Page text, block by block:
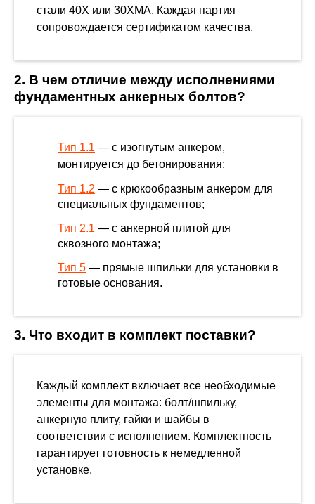
стали 40Х или 30ХМА. Каждая партия
сопровождается сертификатом качества.
2. В чем отличие между исполнениями
фундаментных анкерных болтов?
Тип 1.1 — с изогнутым анкером,
монтируется до бетонирования;
Тип 1.2 — с крюкообразным анкером для
специальных фундаментов;
Тип 2.1 — с анкерной плитой для
сквозного монтажа;
Тип 5 — прямые шпильки для установки в
готовые основания.
3. Что входит в комплект поставки?
Каждый комплект включает все необходимые
элементы для монтажа: болт/шпильку,
анкерную плиту, гайки и шайбы в
соответствии с исполнением. Комплектность
гарантирует готовность к немедленной
установке.